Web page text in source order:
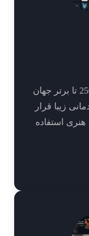
تا برتر جهان